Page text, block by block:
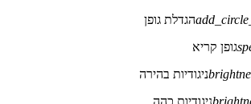
הגדלת גופן
גופן קריא
ניגודיות בהירה
ניגודיות כהה